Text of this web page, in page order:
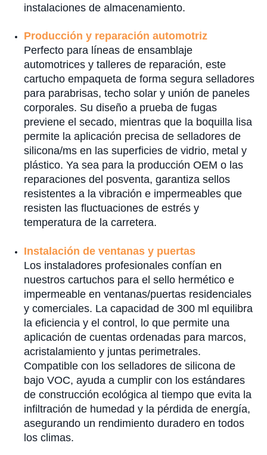
instalaciones de almacenamiento.
Producción y reparación automotriz
Perfecto para líneas de ensamblaje
automotrices y talleres de reparación, este
cartucho empaqueta de forma segura selladores
para parabrisas, techo solar y unión de paneles
corporales. Su diseño a prueba de fugas
previene el secado, mientras que la boquilla lisa
permite la aplicación precisa de selladores de
silicona/ms en las superficies de vidrio, metal y
plástico. Ya sea para la producción OEM o las
reparaciones del posventa, garantiza sellos
resistentes a la vibración e impermeables que
resisten las fluctuaciones de estrés y
temperatura de la carretera.
Instalación de ventanas y puertas
Los instaladores profesionales confían en
nuestros cartuchos para el sello hermético e
impermeable en ventanas/puertas residenciales
y comerciales. La capacidad de 300 ml equilibra
la eficiencia y el control, lo que permite una
aplicación de cuentas ordenadas para marcos,
acristalamiento y juntas perimetrales.
Compatible con los selladores de silicona de
bajo VOC, ayuda a cumplir con los estándares
de construcción ecológica al tiempo que evita la
infiltración de humedad y la pérdida de energía,
asegurando un rendimiento duradero en todos
los climas.